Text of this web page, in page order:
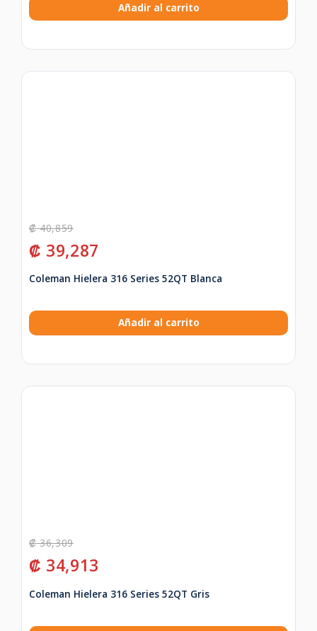
Añadir al carrito
₡40,859
₡ 39,287
Coleman Hielera 316 Series 52QT Blanca
Añadir al carrito
₡36,309
₡ 34,913
Coleman Hielera 316 Series 52QT Gris